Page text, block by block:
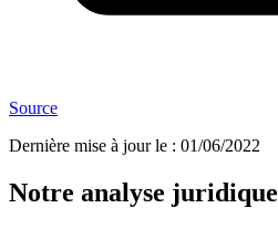
Source
Dernière mise à jour le : 01/06/2022
Notre analyse juridique